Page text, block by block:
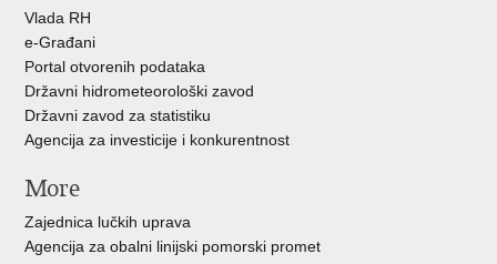
Vlada RH
e-Građani
Portal otvorenih podataka
Državni hidrometeorološki zavod
Državni zavod za statistiku
Agencija za investicije i konkurentnost
More
Zajednica lučkih uprava
Agencija za obalni linijski pomorski promet